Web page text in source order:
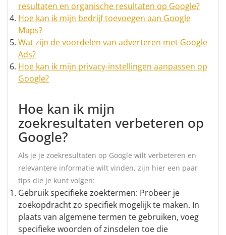
resultaten en organische resultaten op Google?
Hoe kan ik mijn bedrijf toevoegen aan Google
Maps?
Wat zijn de voordelen van adverteren met Google
Ads?
Hoe kan ik mijn privacy-instellingen aanpassen op
Google?
Hoe kan ik mijn
zoekresultaten verbeteren op
Google?
Als je je zoekresultaten op Google wilt verbeteren en
relevantere informatie wilt vinden, zijn hier een paar
tips die je kunt volgen:
Gebruik specifieke zoektermen: Probeer je
zoekopdracht zo specifiek mogelijk te maken. In
plaats van algemene termen te gebruiken, voeg
specifieke woorden of zinsdelen toe die